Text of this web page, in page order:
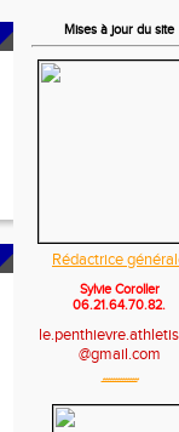
Mises à jour du site
Rédactrice
Sylvie Coroller
06.21.64.70.82.
@gmail.com
***************